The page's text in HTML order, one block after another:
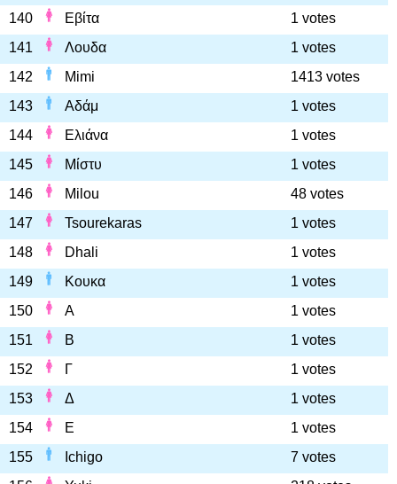
140
Εβίτα
1 votes
141
Λουδα
1 votes
142
Mimi
1413 votes
143
Αδάμ
1 votes
144
Ελιάνα
1 votes
145
Μίστυ
1 votes
146
Milou
48 votes
147
Tsourekaras
1 votes
148
Dhali
1 votes
149
Κουκα
1 votes
150
Α
1 votes
151
Β
1 votes
152
Γ
1 votes
153
Δ
1 votes
154
Ε
1 votes
155
Ichigo
7 votes